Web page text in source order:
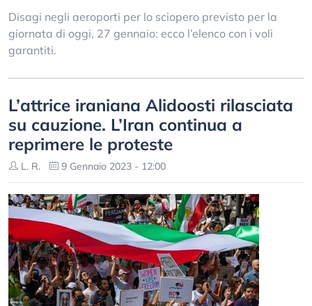
Disagi negli aeroporti per lo sciopero previsto per la
giornata di oggi, 27 gennaio: ecco l’elenco con i voli
garantiti.
L’attrice iraniana Alidoosti rilasciata
su cauzione. L’Iran continua a
reprimere le proteste
L. R. 9 Gennaio 2023 - 12:00